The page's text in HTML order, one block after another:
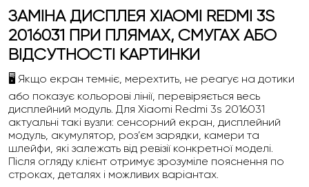
ЗАМІНА ДИСПЛЕЯ XIAOMI REDMI 3S
2016031 ПРИ ПЛЯМАХ, СМУГАХ АБО
ВІДСУТНОСТІ КАРТИНКИ
🖥️ Якщо екран темніє, мерехтить, не реагує на дотики
або показує кольорові лінії, перевіряється весь
дисплейний модуль. Для Xiaomi Redmi 3s 2016031
актуальні такі вузли: сенсорний екран, дисплейний
модуль, акумулятор, роз’єм зарядки, камери та
шлейфи, які залежать від ревізії конкретної моделі.
Після огляду клієнт отримує зрозуміле пояснення по
строках, деталях і можливих варіантах.